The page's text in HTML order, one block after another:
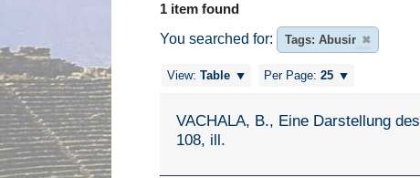
1 item found
You searched for:
Tags: Abusir ✖
View: Table Per Page: 25
VACHALA, B., Eine Darstellung
108, ill.